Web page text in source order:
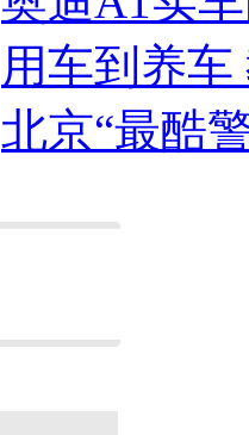
用车到养
北京“最酷